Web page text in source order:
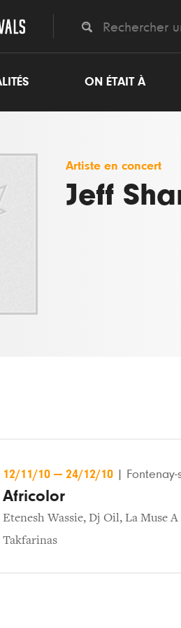
ON ÉTAIT À
Artiste en concert
Jeff
12/11/10 — 24/12/10 Fontenay-
Africolor
Etenesh Wassie, Dj Oil, La Muse
Takfarinas